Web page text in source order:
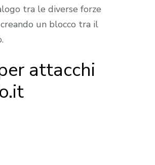
tra le diverse forze
un blocco tra il
attacchi